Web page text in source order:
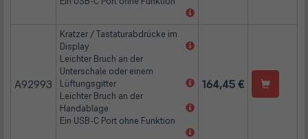
neuem
(öffnet
Tab)
A92993
Kratzer / Tastaturabdrücke im
Display
(öffnet
Tab)
Leichter Bruch an der
Unterschale oder einem
Lüftungsgitter
(öffnet
neuem
Leichter Bruch an der
Handablage
(öffnet
neuem
Ein USB-C Port ohne Funktion
(öffnet
164,45 €